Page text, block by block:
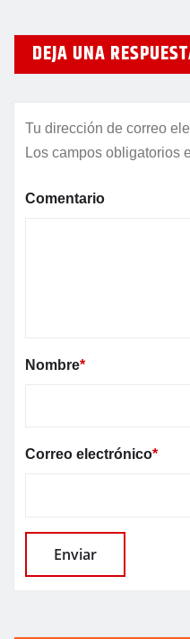
DEJA UNA
Tu dirección de correo
Los campos obligatorios
Comentario
Nombre*
Correo electrónico*